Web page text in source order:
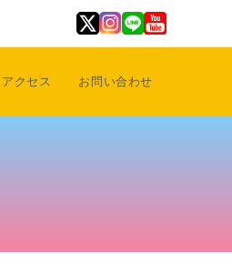
アクセス お問い合わせ